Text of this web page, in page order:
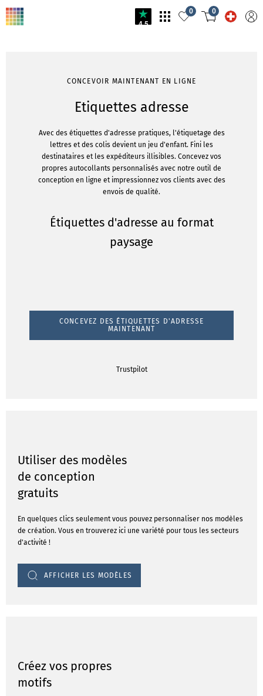
4.5
0 0
CONCEVOIR MAINTENANT EN LIGNE
Etiquettes adresse
Avec des étiquettes d'adresse pratiques, l'étiquetage des
lettres et des colis devient un jeu d'enfant. Fini les
destinataires et les expéditeurs illisibles. Concevez vos
propres autocollants personnalisés avec notre outil de
conception en ligne et impressionnez vos clients avec des
envois de qualité.
Étiquettes d'adresse au format
paysage
CONCEVEZ DES ÉTIQUETTES D'ADRESSE
MAINTENANT
Trustpilot
Utiliser des modèles
de conception
gratuits
En quelques clics seulement vous pouvez personnaliser nos modèles
de création. Vous en trouverez ici une variété pour tous les secteurs
d'activité !
AFFICHER LES MODÈLES
Créez vos propres
motifs